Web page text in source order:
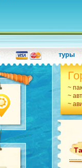
туры
~
~
~